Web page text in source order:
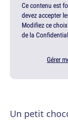
Ce contenu est
devez accepter
Modifiez ce
de la
Gérer
Un petit